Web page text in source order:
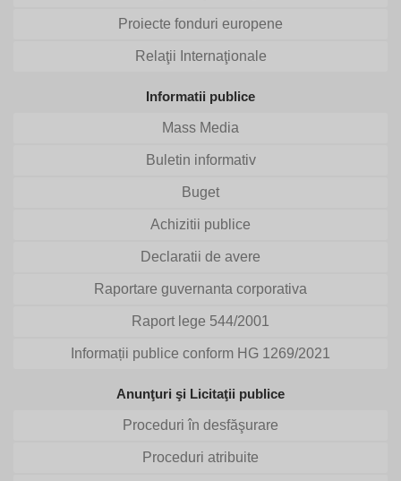
Proiecte fonduri europene
Relaţii Internaţionale
Informatii publice
Mass Media
Buletin informativ
Buget
Achizitii publice
Declaratii de avere
Raportare guvernanta corporativa
Raport lege 544/2001
Informații publice conform HG 1269/2021
Anunţuri şi Licitaţii publice
Proceduri în desfăşurare
Proceduri atribuite